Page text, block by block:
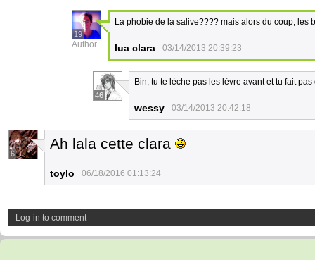
19
Author
La phobie de la salive???? mais alors du coup, les
lua clara 03/14/2013 20:39:23
46
Bin, tu te lèche pas les lèvre avant et tu fait
wessy 03/14/2013 20:42:18
6
Ah lala cette clara
toylo 06/18/2016 01:13:24
Log-in to comment